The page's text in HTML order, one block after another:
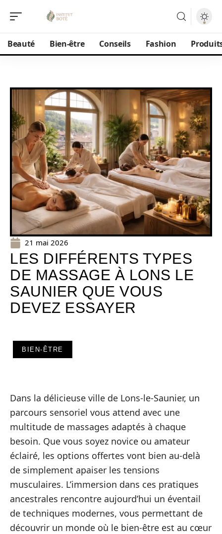
Beauté Bien-être Conseils Fashion
21 mai 2026
LES DIFFÉRENTS TYPES
DE MASSAGE À LONS LE
SAUNIER QUE VOUS
DEVEZ ESSAYER
BIEN-ÊTRE
Dans la délicieuse ville de Lons-le-Saunier, un
parcours sensoriel vous attend avec une
multitude de massages adaptés à chaque
besoin. Que vous soyez novice ou amateur
éclairé, les options offertes vont bien au-delà
de simplement apaiser les tensions
musculaires. L’immersion dans ces pratiques
ancestrales rencontre aujourd’hui un éventail
de techniques modernes, vous permettant de
découvrir un monde où le bien-être est au cœur